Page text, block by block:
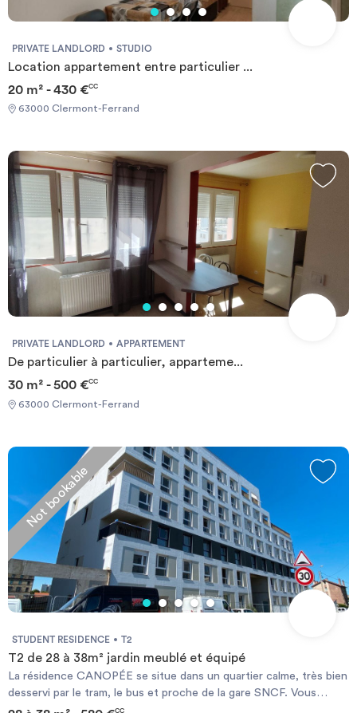
PRIVATE LANDLORD STUDIO
Location appartement entre particulier ...
20 m² - 430 €CC
63000 Clermont-Ferrand
PRIVATE LANDLORD APPARTEMENT
De particulier à particulier, apparteme...
30 m² - 500 €CC
63000 Clermont-Ferrand
Not bookable
STUDENT RESIDENCE T2
T2 de 28 à 38m² jardin meublé et équipé
La résidence CANOPÉE se situe dans un quartier calme, très bien
desservi par le tram, le bus et proche de la gare SNCF. Vous
trouverez des voies cyclables et C'vélo pour faciliter tous vos
CC